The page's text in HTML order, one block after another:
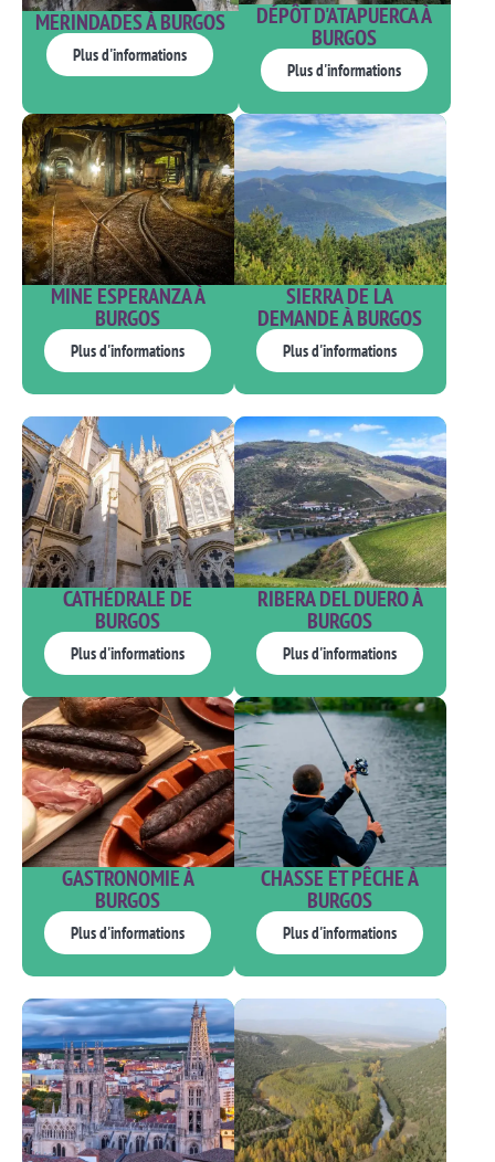
MERINDADES À BURGOS
Plus d'informations
DÉPÔT D'ATAPUERCA À
BURGOS
Plus d'informations
MINE ESPERANZA À
BURGOS
Plus d'informations
SIERRA DE LA
DEMANDE À BURGOS
Plus d'informations
CATHÉDRALE DE
BURGOS
Plus d'informations
RIBERA DEL DUERO À
BURGOS
Plus d'informations
GASTRONOMIE À
BURGOS
Plus d'informations
CHASSE ET PÊCHE À
BURGOS
Plus d'informations